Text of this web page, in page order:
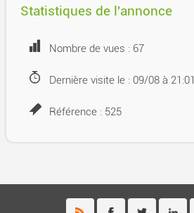
Statistiques de l'annonce
Nombre de vues : 67
Dernière visite le : 09/08 à 21:01
Référence : 525